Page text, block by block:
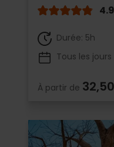
4.9
Durée: 5h
Tous les jours
À partir de